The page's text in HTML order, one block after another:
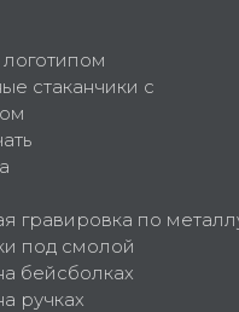
стаканчики с
гравировка по
под смолой
бейсболках
ручках